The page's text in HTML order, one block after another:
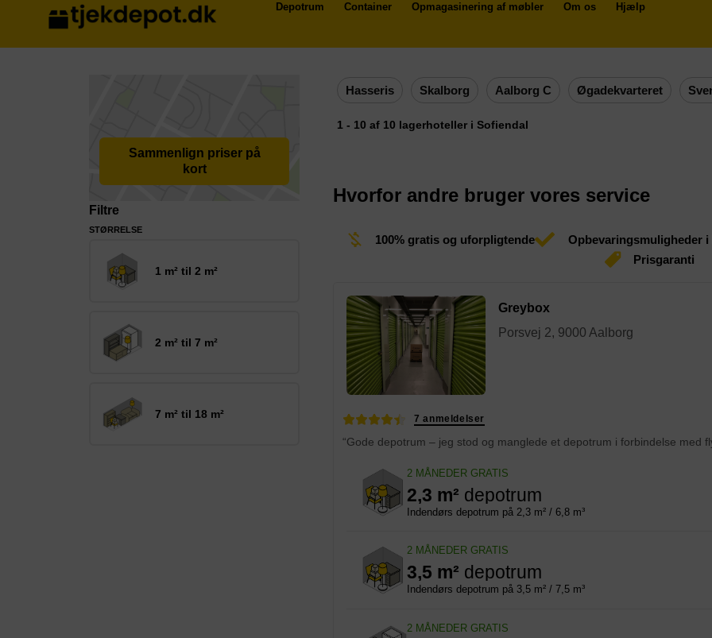
Depotrum Container Opmagasinering af møbler Om os Hjælp
Sammenlign priser på
kort
Filtre
STØRRELSE
1 m² til 2 m²
2 m² til 7 m²
7 m² til 18 m²
Hasseris Skalborg Aalborg C Øgadekvarteret
1 - 10 af 10 lagerhoteller i Sofiendal
Hvorfor andre bruger vores service
100% gratis og uforpligtende Opbevaringsmuligheder i
Prisgaranti
Greybox
Porsvej 2, 9000 Aalborg
7 anmeldelser
2 MÅNEDER GRATIS
2,3 m² depotrum
Indendørs depotrum på 2,3 m² / 6,8 m³
2 MÅNEDER GRATIS
3,5 m² depotrum
Indendørs depotrum på 3,5 m² / 7,5 m³
2 MÅNEDER GRATIS